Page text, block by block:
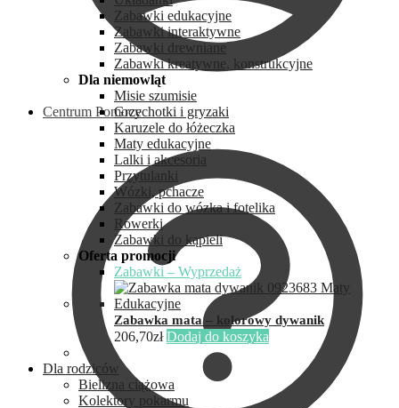
Centrum Pomocy
Zabawki edukacyjne
Zabawki interaktywne
Zabawki drewniane
Zabawki kreatywne, konstrukcyjne
Dla niemowląt
Misie szumisie
Grzechotki i gryzaki
Karuzele do łóżeczka
Maty edukacyjne
Lalki i akcesoria
Przytulanki
Wózki, pchacze
Zabawki do wózka i fotelika
Rowerki
Zabawki do kąpieli
Oferta promocji
Zabawki – Wyprzedaż
Zabawka mata – kolorowy dywanik
206,70zł Dodaj do koszyka
Dla rodziców
Bielizna ciążowa
Kolektory pokarmu